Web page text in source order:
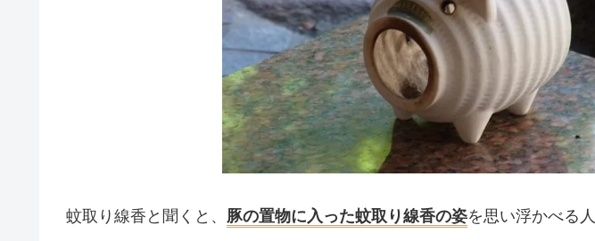
蚊取り線香と聞くと、 豚の置物に入った蚊取り線香の姿を思い浮かべる